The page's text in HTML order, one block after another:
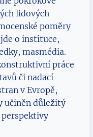
lidových
poměry
o instituce,
masmédia.
práce
či nadací
v Evropě,
učiněn důležitý